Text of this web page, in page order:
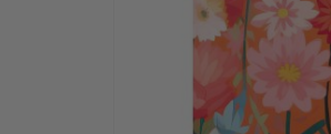
Personalisiertes Poster